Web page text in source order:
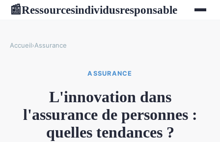
📰Ressourcesindividusresponsable
Accueil›Assurance
ASSURANCE
L'innovation dans
l'assurance de personnes :
quelles tendances ?